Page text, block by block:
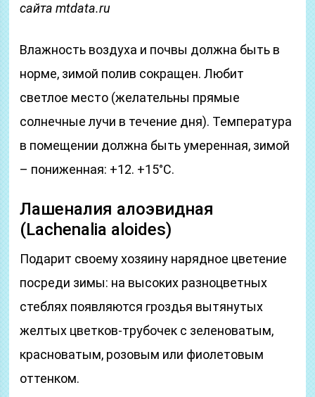
сайта mtdata.ru
Влажность воздуха и почвы должна быть в
норме, зимой полив сокращен. Любит
светлое место (желательны прямые
солнечные лучи в течение дня). Температура
в помещении должна быть умеренная, зимой
– пониженная: +12. +15°C.
Лашеналия алоэвидная
(Lachenalia aloides)
Подарит своему хозяину нарядное цветение
посреди зимы: на высоких разноцветных
стеблях появляются гроздья вытянутых
желтых цветков-трубочек с зеленоватым,
красноватым, розовым или фиолетовым
оттенком.